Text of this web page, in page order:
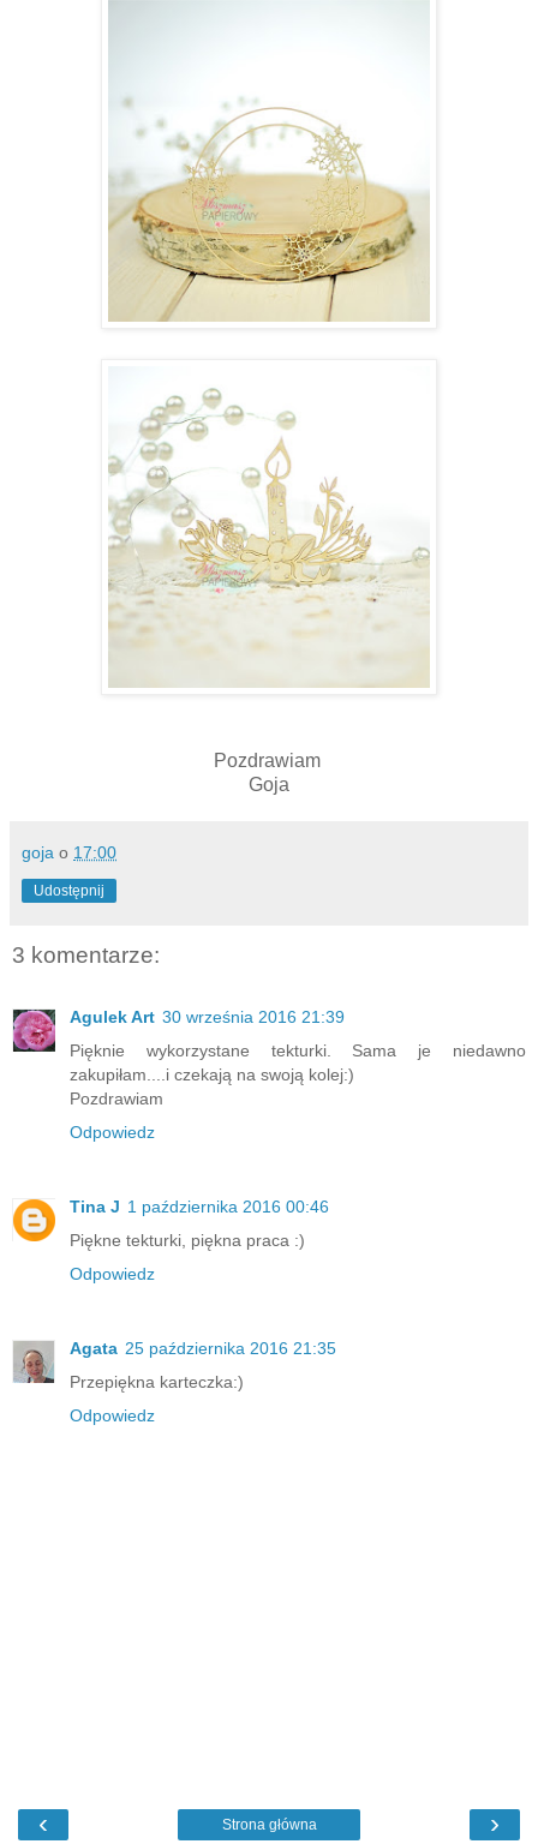
Pozdrawiam
Goja
goja o 17:00
Udostępnij
3 komentarze:
Agulek Art 30 września 2016 21:39
Pięknie wykorzystane tekturki. Sama je niedawno
zakupiłam....i czekają na swoją kolej:)
Pozdrawiam
Odpowiedz
Tina J 1 października 2016 00:46
Piękne tekturki, piękna praca :)
Odpowiedz
Agata 25 października 2016 21:35
Przepiękna karteczka:)
Odpowiedz
‹ ›
Strona główna